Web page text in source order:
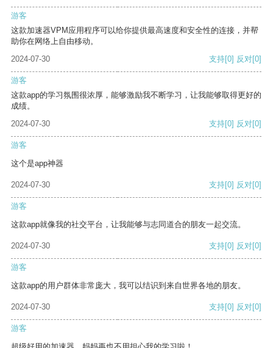
游客
这款加速器VPM应用程序可以给你提供最高速度和安全性的连接，并帮
助你在网络上自由移动。
2024-07-30
支持[0] 反对[0]
游客
这款app的学习氛围很浓厚，能够激励我不断学习，让我能够取得更好的
成绩。
2024-07-30
支持[0] 反对[0]
游客
这个是app神器
2024-07-30 支持[0] 反对[0]
游客
这款app就像我的社交平台，让我能够与志同道合的朋友一起交流。
2024-07-30 支持[0] 反对[0]
游客
这款app的用户群体非常庞大，我可以结识到来自世界各地的朋友。
2024-07-30 支持[0] 反对[0]
游客